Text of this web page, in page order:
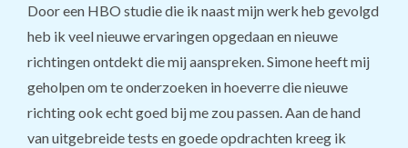
Door een HBO studie die ik naast mijn werk heb gevolgd
heb ik veel nieuwe ervaringen opgedaan en nieuwe
richtingen ontdekt die mij aanspreken. Simone heeft mij
geholpen om te onderzoeken in hoeverre die nieuwe
richting ook echt goed bij me zou passen. Aan de hand
van uitgebreide tests en goede opdrachten kreeg ik